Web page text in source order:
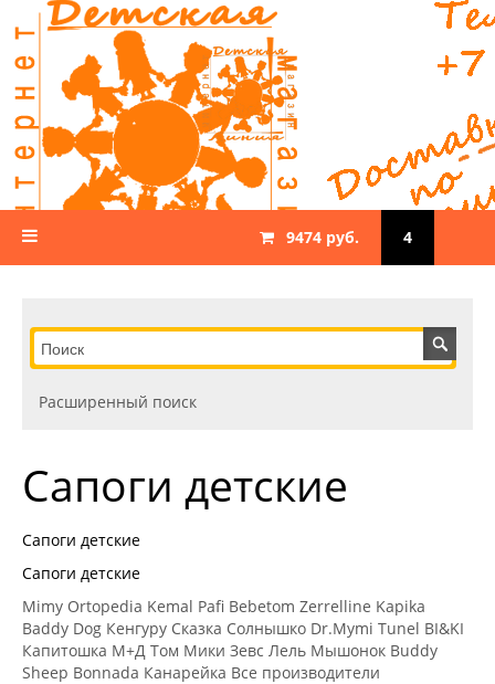
4
9474 руб.
Расширенный поиск
Сапоги детские
Сапоги детские
Сапоги детские
Mimy Ortopedia Kemal Pafi Bebetom Zerrelline Kapika
Baddy Dog Кенгуру Сказка Солнышко Dr.Mymi Tunel BI&KI
Капитошка М+Д Том Мики Зевс Лель Мышонок Buddy
Sheep Bonnada Канарейка Все производители